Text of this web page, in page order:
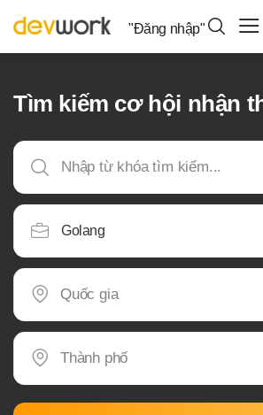
"Đăng nhập"
Tìm kiếm cơ hội nhận
Golang